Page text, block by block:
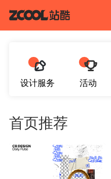
设计服务 活动
首页推荐